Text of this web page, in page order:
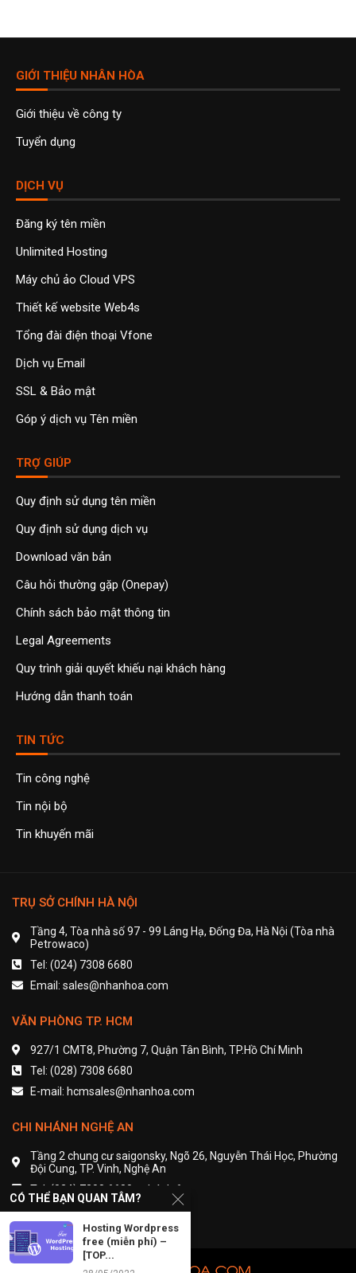
GIỚI THIỆU NHÂN HÒA
Giới thiệu về công ty
Tuyển dụng
DỊCH VỤ
Đăng ký tên miền
Unlimited Hosting
Máy chủ ảo Cloud VPS
Thiết kế website Web4s
Tổng đài điện thoại Vfone
Dịch vụ Email
SSL & Bảo mật
Góp ý dịch vụ Tên miền
TRỢ GIÚP
Quy định sử dụng tên miền
Quy định sử dụng dịch vụ
Download văn bản
Câu hỏi thường gặp (Onepay)
Chính sách bảo mật thông tin
Legal Agreements
Quy trình giải quyết khiếu nại khách hàng
Hướng dẫn thanh toán
TIN TỨC
Tin công nghệ
Tin nội bộ
Tin khuyến mãi
TRỤ SỞ CHÍNH HÀ NỘI
Tầng 4, Tòa nhà số 97 - 99 Láng Hạ, Đống Đa, Hà Nội (Tòa nhà
Petrowaco)
Tel: (024) 7308 6680
Email: sales@nhanhoa.com
VĂN PHÒNG TP. HCM
927/1 CMT8, Phường 7, Quận Tân Bình, TP.Hồ Chí Minh
Tel: (028) 7308 6680
E-mail: hcmsales@nhanhoa.com
CHI NHÁNH NGHỆ AN
Tầng 2 chung cư saigonsky, Ngõ 26, Nguyễn Thái Học, Phường
Đội Cung, TP. Vinh, Nghệ An
Tel: (024) 7308 6680 - nhánh 6
Email: contact@nhanhoa.com
CÓ THỂ BẠN QUAN TÂM?
Hosting Wordpress
free (miễn phí) –
[TOP...